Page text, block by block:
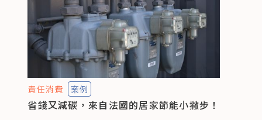
責任消費 案例
省錢又減碳，來自法國的居家節能小撇步！